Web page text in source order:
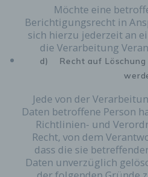
Möchte eine
Berichtigungsrecht in
sich hierzu jederzeit an
die Verarbeitung
d) Recht auf Löschung
Jede von der
Daten betroffene Person
Richtlinien- und
Recht, von dem
dass die sie
Daten unverzüglich
gespeichert. Die
vor dem Hintergrund, dass
unserer Dienste
diese Daten im
begangene Straftaten
Speicherung dieser Daten
die Verarbeitung
grundsätzlich nicht,
Pflicht zur Weitergabe
der
Die Registrierung der
freiwilliger Angabe
dient dem für die